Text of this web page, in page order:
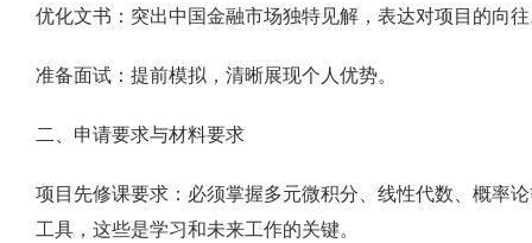
优化文书：突出中国金融市场独特见解，表达对项目的向
准备面试：提前模拟，清晰展现个人优势。
二、申请要求与材料要求
项目先修课要求：必须掌握多元微积分、线性代数、概率
工具，这些是学习和未来工作的关键。